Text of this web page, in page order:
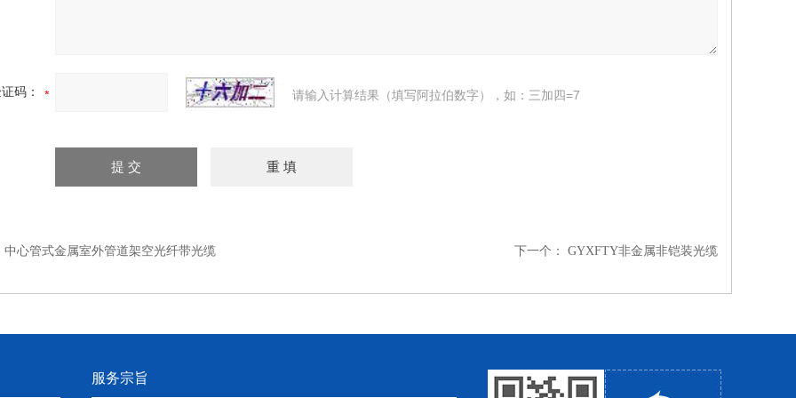
码： 请输入计算结果（填写阿拉伯数字），如：三加四=7
中心管式金属室外管道架空光纤带光缆 下一个： GYXFTY非金属非铠装光缆
服务宗旨